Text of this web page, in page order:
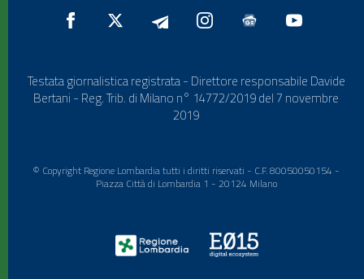
Testata giornalistica registrata - Direttore responsabile Davide
Bertani - Reg. Trib. di Milano n° 14772/2019 del 7 novembre
2019
© Copyright Regione Lombardia tutti i diritti riservati - C.F. 80050050154 -
Piazza Città di Lombardia 1 - 20124 Milano